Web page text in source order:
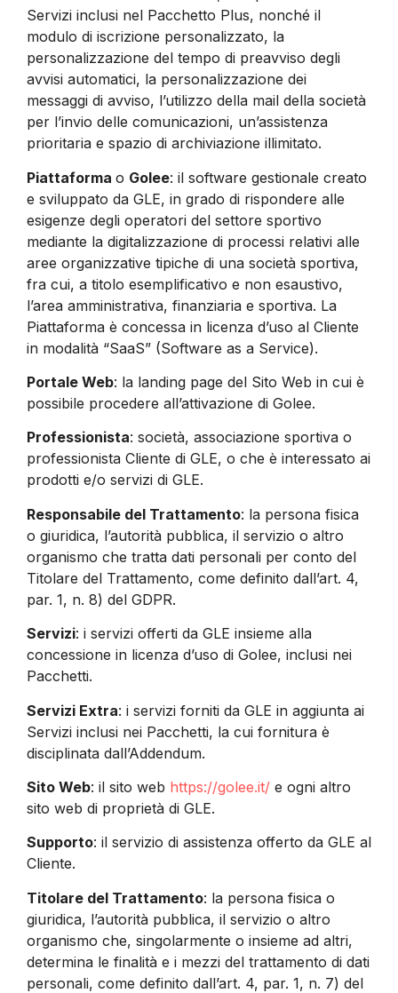
Servizi inclusi nel Pacchetto Plus, nonché il
modulo di iscrizione personalizzato, la
personalizzazione del tempo di preavviso degli
avvisi automatici, la personalizzazione dei
messaggi di avviso, l’utilizzo della mail della società
per l’invio delle comunicazioni, un’assistenza
prioritaria e spazio di archiviazione illimitato.
Piattaforma o Golee: il software gestionale creato
e sviluppato da GLE, in grado di rispondere alle
esigenze degli operatori del settore sportivo
mediante la digitalizzazione di processi relativi alle
aree organizzative tipiche di una società sportiva,
fra cui, a titolo esemplificativo e non esaustivo,
l’area amministrativa, finanziaria e sportiva. La
Piattaforma è concessa in licenza d’uso al Cliente
in modalità “SaaS” (Software as a Service).
Portale Web: la landing page del Sito Web in cui è
possibile procedere all’attivazione di Golee.
Professionista: società, associazione sportiva o
professionista Cliente di GLE, o che è interessato ai
prodotti e/o servizi di GLE.
Responsabile del Trattamento: la persona fisica
o giuridica, l’autorità pubblica, il servizio o altro
organismo che tratta dati personali per conto del
Titolare del Trattamento, come definito dall’art. 4,
par. 1, n. 8) del GDPR.
Servizi: i servizi offerti da GLE insieme alla
concessione in licenza d’uso di Golee, inclusi nei
Pacchetti.
Servizi Extra: i servizi forniti da GLE in aggiunta ai
Servizi inclusi nei Pacchetti, la cui fornitura è
disciplinata dall’Addendum.
Sito Web: il sito web https://golee.it/ e ogni altro
sito web di proprietà di GLE.
Supporto: il servizio di assistenza offerto da GLE al
Cliente.
Titolare del Trattamento: la persona fisica o
giuridica, l’autorità pubblica, il servizio o altro
organismo che, singolarmente o insieme ad altri,
determina le finalità e i mezzi del trattamento di dati
personali, come definito dall’art. 4, par. 1, n. 7) del